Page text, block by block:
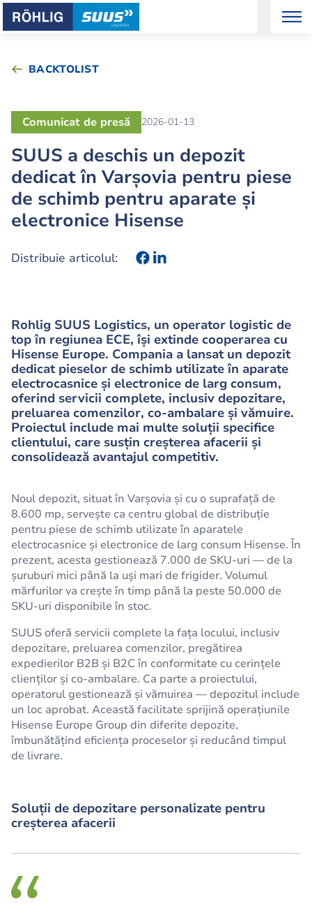
BACKTOLIST
SUUS a deschis un depozit
dedicat în Varșovia pentru piese
de schimb pentru aparate și
electronice Hisense
Comunicat de presă 2026-01-13
Distribuie articolul:
Rohlig SUUS Logistics, un operator logistic de
top în regiunea ECE, își extinde cooperarea cu
Hisense Europe. Compania a lansat un depozit
dedicat pieselor de schimb utilizate în aparate
electrocasnice și electronice de larg consum,
oferind servicii complete, inclusiv depozitare,
preluarea comenzilor, co-ambalare și vămuire.
Proiectul include mai multe soluții specifice
clientului, care susțin creșterea afacerii și
consolidează avantajul competitiv.
Noul depozit, situat în Varșovia și cu o suprafață de
8.600 mp, servește ca centru global de distribuție
pentru piese de schimb utilizate în aparatele
electrocasnice și electronice de larg consum Hisense. În
prezent, acesta gestionează 7.000 de SKU-uri — de la
șuruburi mici până la uși mari de frigider. Volumul
mărfurilor va crește în timp până la peste 50.000 de
SKU-uri disponibile în stoc.
SUUS oferă servicii complete la fața locului, inclusiv
depozitare, preluarea comenzilor, pregătirea
expedierilor B2B și B2C în conformitate cu cerințele
clienților și co-ambalare. Ca parte a proiectului,
operatorul gestionează și vămuirea — depozitul include
un loc aprobat. Această facilitate sprijină operațiunile
Hisense Europe Group din diferite depozite,
îmbunătățind eficiența proceselor și reducând timpul
de livrare.
Soluții de depozitare personalizate pentru
creșterea afacerii